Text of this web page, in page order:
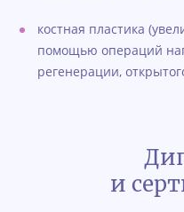
костная пластика
помощью операций
регенерации,
и